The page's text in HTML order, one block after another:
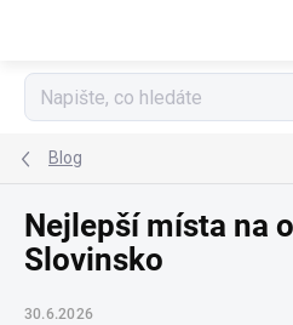
Blog
Nejlepší místa na
Slovinsko
30.6.2026